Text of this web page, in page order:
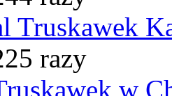
Truskawek
razy
w